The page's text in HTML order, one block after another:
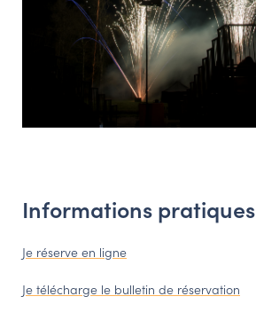
Informations pratiques
Je réserve en ligne
Je télécharge le bulletin de réservation